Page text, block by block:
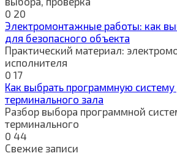
0 20
Электромонтажные работы: как
для безопасного объекта
Практический материал:
исполнителя
0 17
Как выбрать программную
терминального зала
Разбор выбора программной
терминального
0 44
Свежие записи